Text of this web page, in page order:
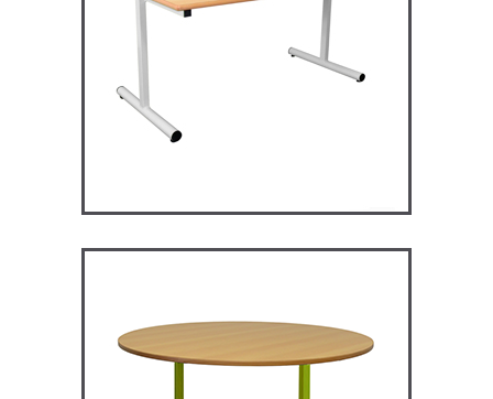
Maggie
TABLES ET MANGE DEBOUT
RM120 – Restauration